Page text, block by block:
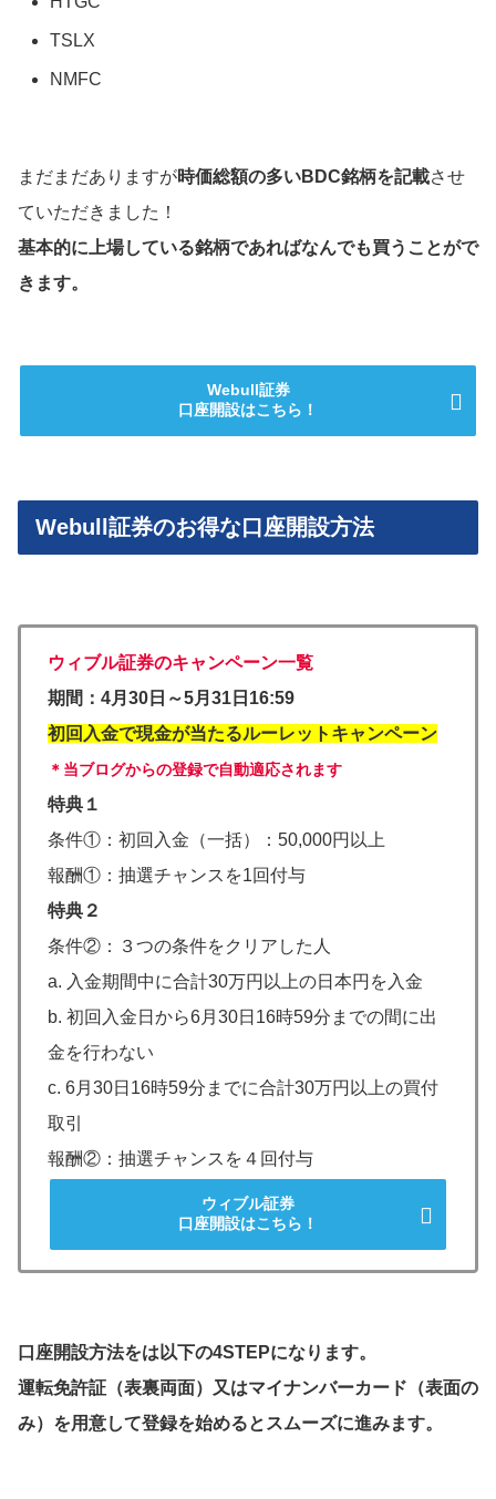
TSLX
NMFC
まだまだありますが時価総額の多いBDC銘柄を記載させ
ていただきました！
基本的に上場している銘柄であればなんでも買うことがで
きます。
Webull証券
口座開設はこちら！
Webull証券のお得な口座開設方法
ウィブル証券のキャンペーン一覧
期間：4月30日～​5月31日16:59
初回入金で現金が当たるルーレットキャンペーン​
＊当ブログからの登録で自動適応されます
特典１
条件①：初回入金（一括）：50,000円以上​
報酬①：抽選チャンスを1回付与
特典２
条件②：３つの条件をクリアした人
a. 入金期間中に合計30万円以上の日本円を入金​
b. 初回入金日から6月30日16時59分までの間に出
金を行わない​
c. 6月30日16時59分までに合計30万円以上の買付
取引​​
報酬②：抽選チャンスを４回付与
ウィブル証券
口座開設はこちら！
口座開設方法をは以下の4STEPになります。
運転免許証（表裏両面）又はマイナンバーカード（表面の
み）を用意して登録を始めるとスムーズに進みます。